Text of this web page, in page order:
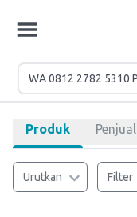
Produk Penjual
Urutkan Filter